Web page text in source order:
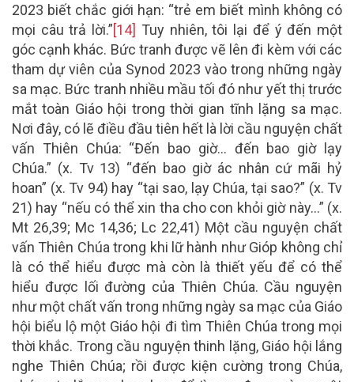
2023 biết chắc giới hạn: “trẻ em biết mình không có
mọi câu trả lời.”[14] Tuy nhiên, tôi lại để ý đến một
góc cạnh khác. Bức tranh được vẽ lên đi kèm với các
tham dự viên của Synod 2023 vào trong những ngày
sa mạc. Bức tranh nhiều mầu tối đó như yết thị trước
mắt toàn Giáo hội trong thời gian tĩnh lặng sa mạc.
Nơi đây, có lẽ điều đầu tiên hết là lời cầu nguyện chất
vấn Thiên Chúa: “Đến bao giờ… đến bao giờ lạy
Chúa.” (x. Tv 13) “đến bao giờ ác nhân cứ mãi hỷ
hoan” (x. Tv 94) hay “tại sao, lạy Chúa, tại sao?” (x. Tv
21) hay “nếu có thể xin tha cho con khỏi giờ này…” (x.
Mt 26,39; Mc 14,36; Lc 22,41) Một cầu nguyện chất
vấn Thiên Chúa trong khi lữ hành như Gióp không chỉ
là có thể hiểu được mà còn là thiết yếu để có thể
hiểu được lối đường của Thiên Chúa. Cầu nguyện
như một chất vấn trong những ngày sa mạc của Giáo
hội biểu lộ một Giáo hội đi tìm Thiên Chúa trong mọi
thời khắc. Trong cầu nguyện thinh lặng, Giáo hội lắng
nghe Thiên Chúa; rồi được kiện cường trong Chúa,